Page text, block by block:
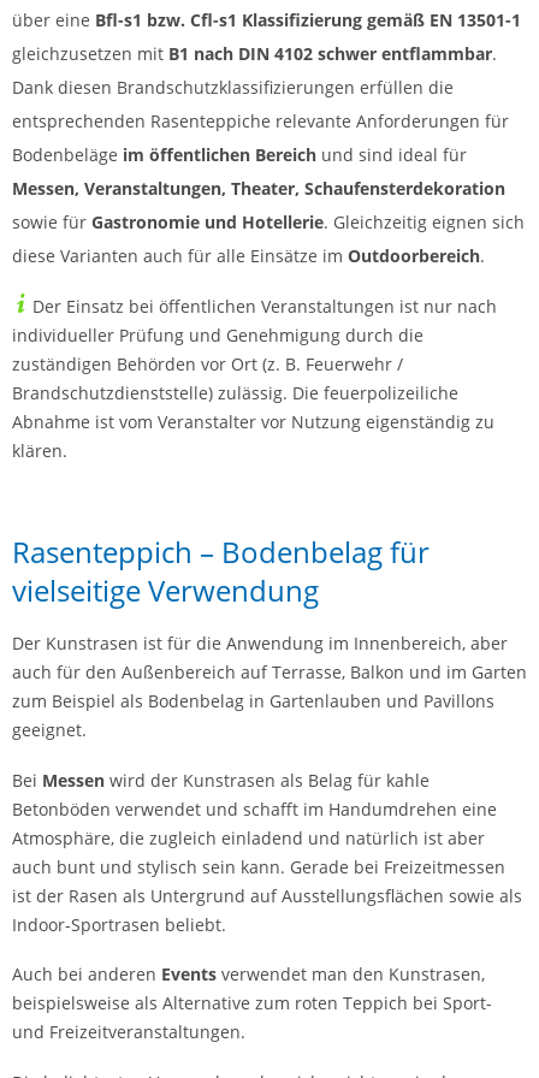
über eine Bfl-s1 bzw. Cfl-s1 Klassifizierung gemäß EN 13501-1
gleichzusetzen mit B1 nach DIN 4102 schwer entflammbar.
Dank diesen Brandschutzklassifizierungen erfüllen die
entsprechenden Rasenteppiche relevante Anforderungen für
Bodenbeläge im öffentlichen Bereich und sind ideal für
Messen, Veranstaltungen, Theater, Schaufensterdekoration
sowie für Gastronomie und Hotellerie. Gleichzeitig eignen sich
diese Varianten auch für alle Einsätze im Outdoorbereich.
Der Einsatz bei öffentlichen Veranstaltungen ist nur nach
individueller Prüfung und Genehmigung durch die
zuständigen Behörden vor Ort (z. B. Feuerwehr /
Brandschutzdienststelle) zulässig. Die feuerpolizeiliche
Abnahme ist vom Veranstalter vor Nutzung eigenständig zu
klären.
Rasenteppich – Bodenbelag für
vielseitige Verwendung
Der Kunstrasen ist für die Anwendung im Innenbereich, aber
auch für den Außenbereich auf Terrasse, Balkon und im Garten
zum Beispiel als Bodenbelag in Gartenlauben und Pavillons
geeignet.
Bei Messen wird der Kunstrasen als Belag für kahle
Betonböden verwendet und schafft im Handumdrehen eine
Atmosphäre, die zugleich einladend und natürlich ist aber
auch bunt und stylisch sein kann. Gerade bei Freizeitmessen
ist der Rasen als Untergrund auf Ausstellungsflächen sowie als
Indoor-Sportrasen beliebt.
Auch bei anderen Events verwendet man den Kunstrasen,
beispielsweise als Alternative zum roten Teppich bei Sport-
und Freizeitveranstaltungen.